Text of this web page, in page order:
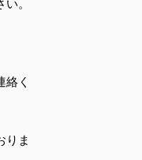
。
絡く
りま